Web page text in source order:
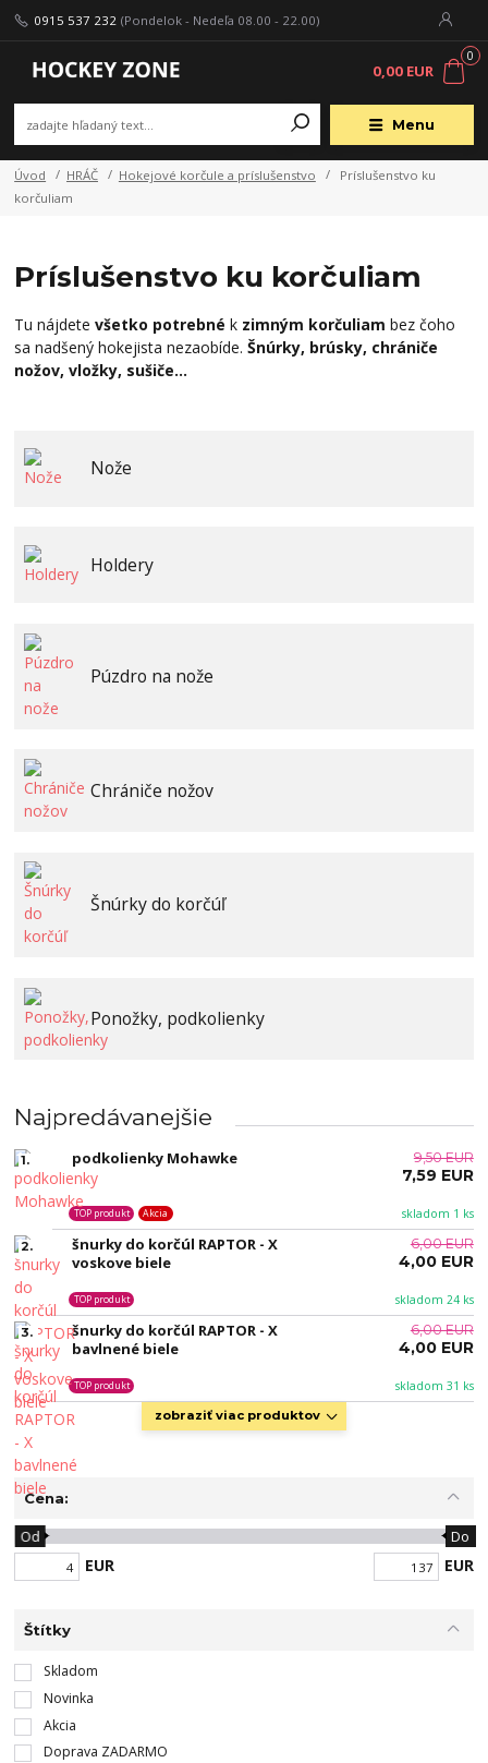
Menu
0915 537 232 (Pondelok - Nedeľa 08.00 - 22.00)
0
0,00 EUR
Úvod HRÁČ Hokejové korčule a príslušenstvo
Príslušenstvo ku
korčuliam
Príslušenstvo ku korčuliam
Tu nájdetevšetko potrebnék zimným korčuliam bez čoho
sa nadšený hokejista nezaobíde.Šnúrky, brúsky, chrániče
nožov, vložky, sušiče...
Nože
Holdery
Púzdro na nože
Chrániče nožov
Šnúrky do korčúľ
Ponožky, podkolienky
Najpredávanejšie
1. podkolienky Mohawke
skladom 1 ks
TOP produkt Akcia
9,50 EUR
7,59 EUR
2.
šnurky do korčúl RAPTOR - X
voskove biele
skladom 24 ks
TOP produkt
6,00 EUR
4,00 EUR
3.
šnurky do korčúl RAPTOR - X
bavlnené biele
skladom 31 ks
TOP produkt
6,00 EUR
4,00 EUR
zobraziť viac produktov
Cena:
EUR
Od Do
EUR
Štítky
Skladom
Novinka
Akcia
Doprava ZADARMO